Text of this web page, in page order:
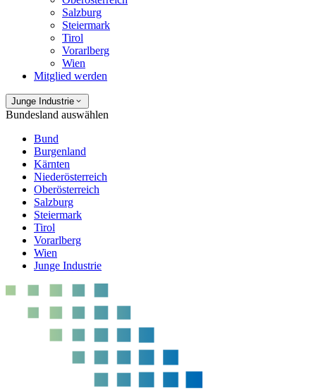
Salzburg
Steiermark
Tirol
Vorarlberg
Wien
Mitglied werden
Junge Industrie
Bundesland auswählen
Bund
Burgenland
Kärnten
Niederösterreich
Oberösterreich
Salzburg
Steiermark
Tirol
Vorarlberg
Wien
Junge Industrie